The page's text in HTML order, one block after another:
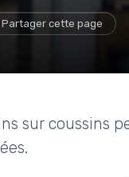
Partager cette page
sur coussins